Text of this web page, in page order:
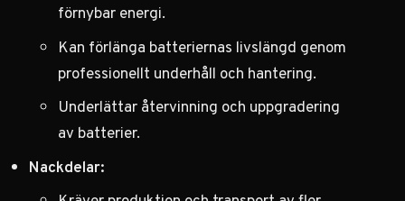
förnybar energi.
Kan förlänga batteriernas livslängd genom
professionellt underhåll och hantering.
Underlättar återvinning och uppgradering
av batterier.
Nackdelar: